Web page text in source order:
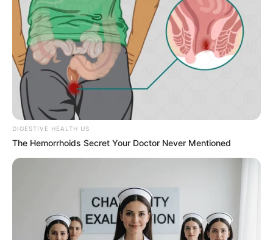
DIGESTIVE HEALTH US
The Hemorrhoids Secret Your Doctor Never Mentioned